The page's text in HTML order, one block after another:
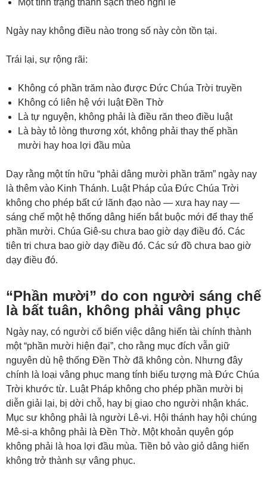
Một tình trạng thanh sạch theo nghi lễ
Ngày nay không điều nào trong số này còn tồn tại.
Trái lại, sự rộng rãi:
Không có phần trăm nào được Đức Chúa Trời truyền
Không có liên hệ với luật Đền Thờ
Là tự nguyện, không phải là điều răn theo điều luật
Là bày tỏ lòng thương xót, không phải thay thế phần
mười hay hoa lợi đầu mùa
Dạy rằng một tín hữu “phải dâng mười phần trăm” ngày nay
là thêm vào Kinh Thánh. Luật Pháp của Đức Chúa Trời
không cho phép bất cứ lãnh đạo nào — xưa hay nay —
sáng chế một hệ thống dâng hiến bắt buộc mới để thay thế
phần mười. Chúa Giê-su chưa bao giờ dạy điều đó. Các
tiên tri chưa bao giờ dạy điều đó. Các sứ đồ chưa bao giờ
dạy điều đó.
“Phần mười” do con người sáng chế
là bất tuân, không phải vâng phục
Ngày nay, có người cố biến việc dâng hiến tài chính thành
một “phần mười hiện đại”, cho rằng mục đích vẫn giữ
nguyên dù hệ thống Đền Thờ đã không còn. Nhưng đây
chính là loại vâng phục mang tính biểu tượng mà Đức Chúa
Trời khước từ. Luật Pháp không cho phép phần mười bị
diễn giải lại, bị dời chỗ, hay bị giao cho người nhận khác.
Mục sư không phải là người Lê-vi. Hội thánh hay hội chúng
Mê-si-a không phải là Đền Thờ. Một khoản quyên góp
không phải là hoa lợi đầu mùa. Tiền bỏ vào giỏ dâng hiến
không trở thành sự vâng phục.